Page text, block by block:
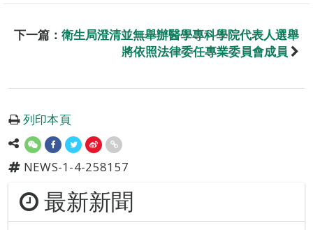
下一篇： 衛生局澄清並無舉辦醫學專科學院代表人選舉
將依照法律委任專業委員會成員
列印本頁
NEWS-1-4-258157
最新新聞